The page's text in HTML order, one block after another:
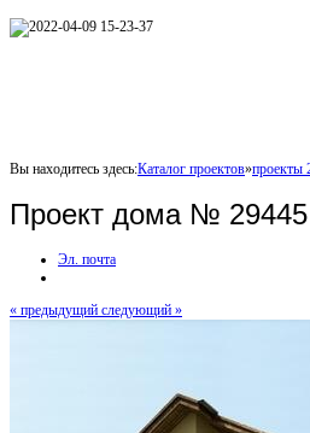
Вы находитесь здесь:Каталог проектов»проекты
Проект дома № 29445
Эл. почта
« предыдущий следующий »